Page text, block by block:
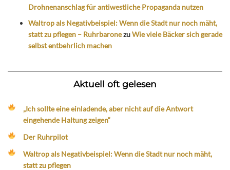
Drohnenanschlag für antiwestliche Propaganda nutzen
Waltrop als Negativbeispiel: Wenn die Stadt nur noch mäht,
statt zu pflegen – RuhrbaronezuWie viele Bäcker sich gerade
selbst entbehrlich machen
Aktuell oft gelesen
„Ich sollte eine einladende, aber nicht auf die Antwort
eingehende Haltung zeigen“
Der Ruhrpilot
Waltrop als Negativbeispiel: Wenn die Stadt nur noch mäht,
statt zu pflegen